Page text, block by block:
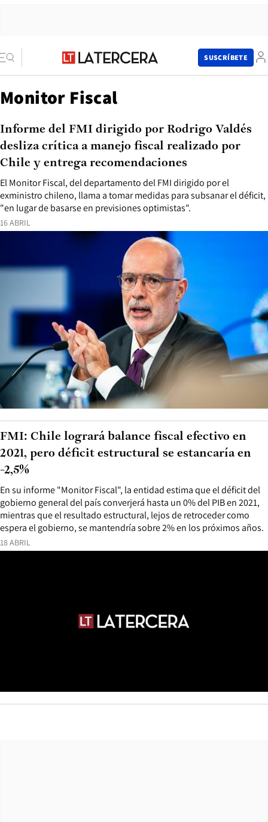
SUSCRÍBETE
Monitor Fiscal
16 ABRIL
El Monitor Fiscal, del departamento del FMI dirigido por el
exministro chileno, llama a tomar medidas para subsanar el déficit,
"en lugar de basarse en previsiones optimistas".
Informe del FMI dirigido por Rodrigo Valdés
desliza crítica a manejo fiscal realizado por
Chile y entrega recomendaciones
18 ABRIL
En su informe "Monitor Fiscal", la entidad estima que el déficit del
gobierno general del país converjerá hasta un 0% del PIB en 2021,
mientras que el resultado estructural, lejos de retroceder como
espera el gobierno, se mantendría sobre 2% en los próximos años.
FMI: Chile logrará balance fiscal efectivo en
2021, pero déficit estructural se estancaría en
-2,5%